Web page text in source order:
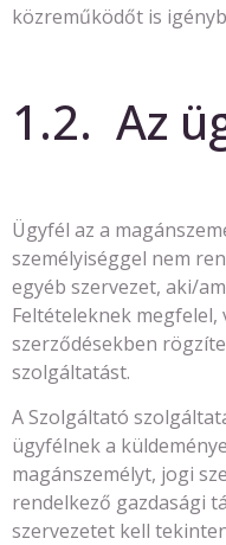
közreműködőt is
1.2. Az
Ügyfél az a
személyiséggel nem
egyéb szervezet, aki/
Feltételeknek
szerződésekben
szolgáltatást.
A Szolgáltató
ügyfélnek a
magánszemélyt, jogi
rendelkező gazdasági
szervezetet kell